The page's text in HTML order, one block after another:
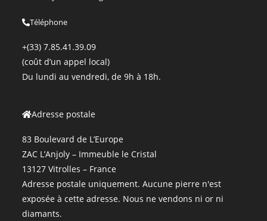
Téléphone
+(33) 7.85.41.39.09
(coût d’un appel local)
Du lundi au vendredi, de 9h à 18h.
Adresse postale
83 Boulevard de L’Europe
ZAC L’Anjoly – Immeuble le Cristal
13127 Vitrolles – France
Adresse postale uniquement. Aucune pierre n'est
exposée à cette adresse. Nous ne vendons ni or ni
diamants.